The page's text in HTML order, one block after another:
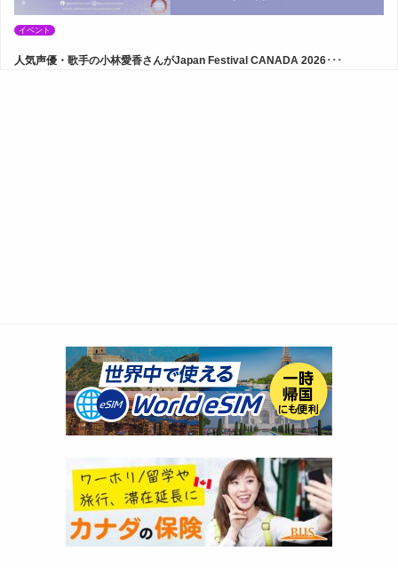
イベント
人気声優・歌手の小林愛香さんがJapan Festival CANADA 2026･･･